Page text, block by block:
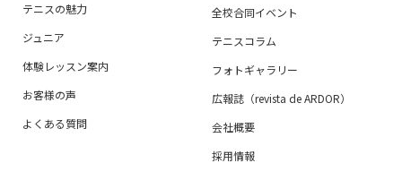
テニスの魅力
ジュニア
体験レッスン案内
お客様の声
よくある質問
全校合同イベント
テニスコラム
フォトギャラリー
広報誌（revista de ARDOR）
会社概要
採用情報